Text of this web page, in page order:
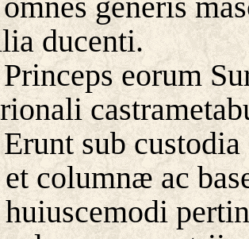
ducenti.
eorum
sub
columnæ ac